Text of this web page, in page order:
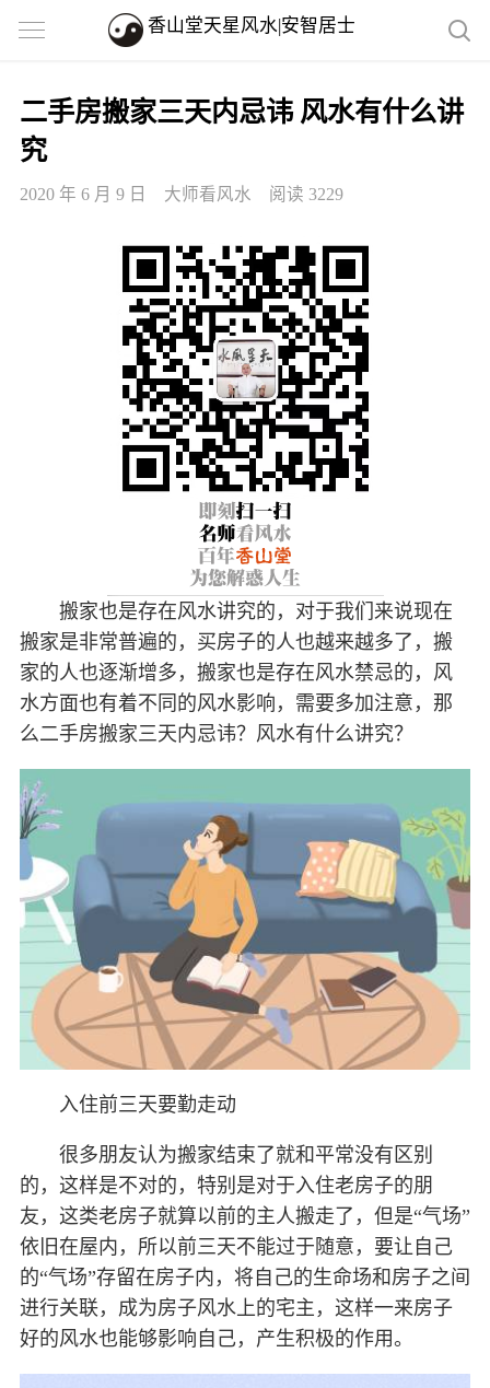
香山堂天星风水|安智居士
二手房搬家三天内忌讳 风水有什么讲
究
2020 年 6 月 9 日 大师看风水 阅读 3229
搬家也是存在风水讲究的，对于我们来说现在
搬家是非常普遍的，买房子的人也越来越多了，搬
家的人也逐渐增多，搬家也是存在风水禁忌的，风
水方面也有着不同的风水影响，需要多加注意，那
么二手房搬家三天内忌讳？风水有什么讲究？
入住前三天要勤走动
很多朋友认为搬家结束了就和平常没有区别
的，这样是不对的，特别是对于入住老房子的朋
友，这类老房子就算以前的主人搬走了，但是“气场”
依旧在屋内，所以前三天不能过于随意，要让自己
的“气场”存留在房子内，将自己的生命场和房子之间
进行关联，成为房子风水上的宅主，这样一来房子
好的风水也能够影响自己，产生积极的作用。